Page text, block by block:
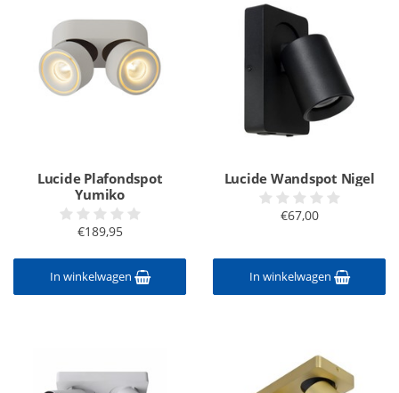
Lucide Plafondspot
Yumiko
€189,95
In winkelwagen
Lucide Wandspot Nigel
€67,00
In winkelwagen